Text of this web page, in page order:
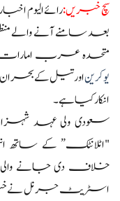
سچ خبریں:رائے الیوم
بعد سامنے آنے والے
متحدہ عرب امارات
یوکریناور تیل کے
انکار کیاہے۔
سعودی ولی عہد
"اٹلانٹک” کے ساتھ
خلاف دی جانے والی
اسٹریٹ جرنل نے خبر